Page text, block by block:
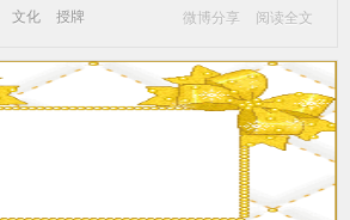
文化
授牌
微博分享 阅读全文